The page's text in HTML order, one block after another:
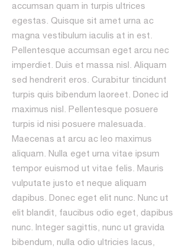
accumsan quam in turpis ultrices
egestas. Quisque sit amet urna ac
magna vestibulum iaculis at in est.
Pellentesque accumsan eget arcu nec
imperdiet. Duis et massa nisl. Aliquam
sed hendrerit eros. Curabitur tincidunt
turpis quis bibendum laoreet. Donec id
maximus nisl. Pellentesque posuere
turpis id nisi posuere malesuada.
Maecenas at arcu ac leo maximus
aliquam. Nulla eget urna vitae ipsum
tempor euismod ut vitae felis. Mauris
vulputate justo et neque aliquam
dapibus. Donec eget elit nunc. Nunc ut
elit blandit, faucibus odio eget, dapibus
nunc. Integer sagittis, nunc ut gravida
bibendum, nulla odio ultricies lacus,